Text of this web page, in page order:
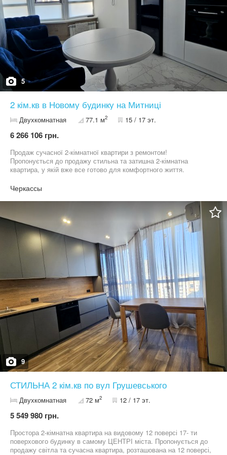
5
2 кім.кв в Новому будинку на Митниці
Двухкомнатная 77.1 м2 15 / 17 эт.
6 266 106 грн.
Продаж сучасної 2-кімнатної квартири з ремонтом!
Пропонується до продажу стильна та затишна 2-кімнатна
квартира, у якій вже все готово для комфортного життя.
кімнати з якісним ремонтом. Санвузол у сучасному дизайні.
Встановлені всі необхідні комунікації. Будинок розташований у
зручному районі з розвиненою інфраструктурою: поруч
магазини, школа, дитячий садок, зупинки громадського
транспорту. Ця квартира стане чудовим вибором як для
власного проживання, так і для інвестиції. Телефонуйте, щоб
домовитися про перегляд
Черкассы
9
СТИЛЬНА 2 кім.кв по вул Грушевського
Двухкомнатная 72 м2 12 / 17 эт.
5 549 980 грн.
Простора 2-кімнатна квартира на видовому 12 поверсі 17- ти
поверхового будинку в самому ЦЕНТРІ міста. Пропонується до
продажу світла та сучасна квартира, розташована на 12 поверсі,